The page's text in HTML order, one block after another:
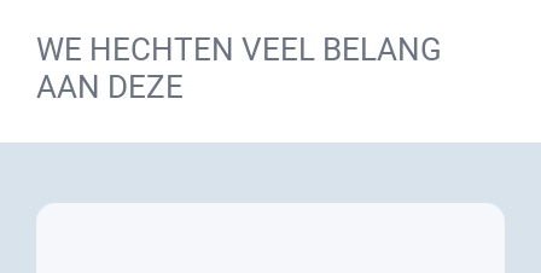
WE HECHTEN VEEL BELANG
AAN DEZE